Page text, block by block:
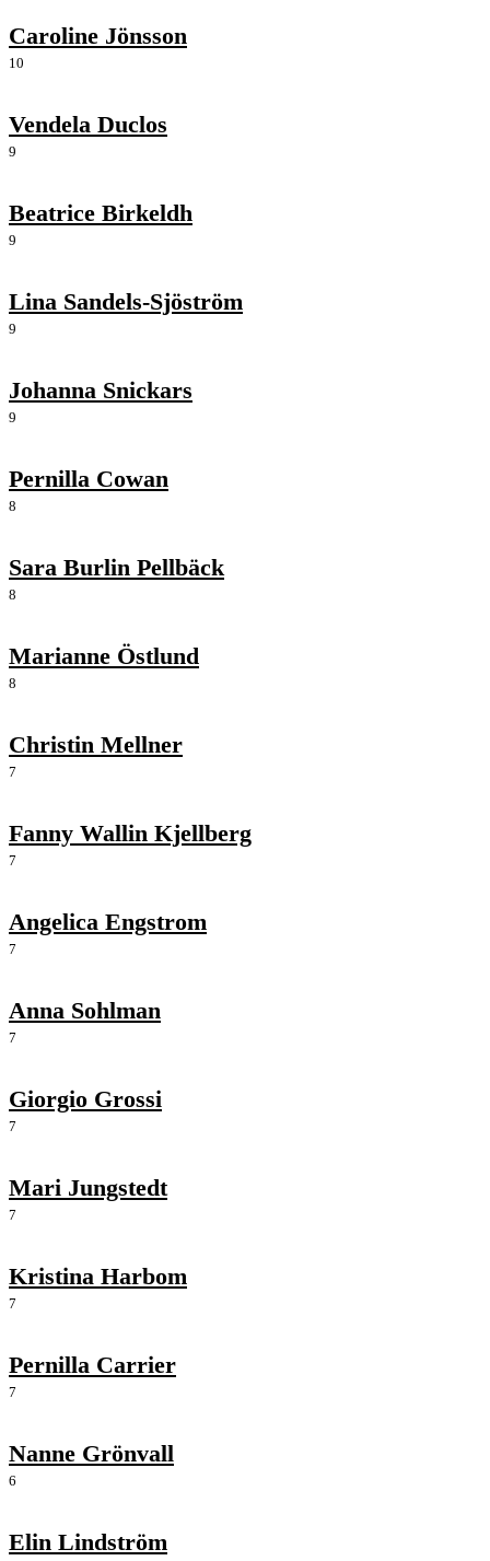
Caroline Jönsson
10
Vendela Duclos
9
Beatrice Birkeldh
9
Lina Sandels-Sjöström
9
Johanna Snickars
9
Pernilla Cowan
8
Sara Burlin Pellbäck
8
Marianne Östlund
8
Christin Mellner
7
Fanny Wallin Kjellberg
7
Angelica Engstrom
7
Anna Sohlman
7
Giorgio Grossi
7
Mari Jungstedt
7
Kristina Harbom
7
Pernilla Carrier
7
Nanne Grönvall
6
Elin Lindström